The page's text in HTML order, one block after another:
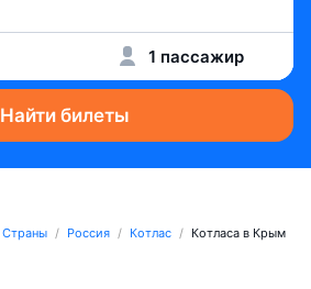
1 пассажир
Найти билеты
Страны Россия Котлас Котласа в Крым